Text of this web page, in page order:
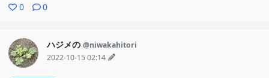
0 0
ハジメの @niwakahitori
2022-10-15 02:14